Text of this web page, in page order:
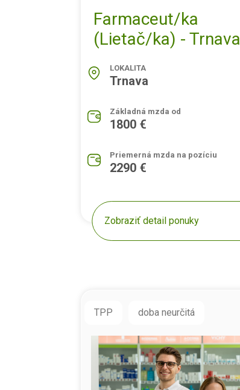
Farmaceut/ka
(Lietač/ka) - Trnava
LOKALITA
Trnava
Základná mzda od
1800 €
Priemerná mzda na pozíciu
2290 €
Zobraziť detail ponuky
TPP doba neurčitá